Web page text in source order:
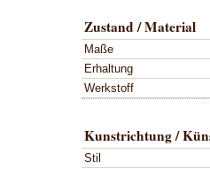
Zustand / Material
Maße
Erhaltung
Werkstoff
Kunstrichtung /
Stil